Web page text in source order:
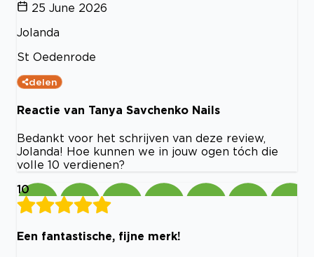
25 June 2026
Jolanda
St Oedenrode
delen
Reactie van Tanya Savchenko Nails
Bedankt voor het schrijven van deze review,
Jolanda! Hoe kunnen we in jouw ogen tóch die
volle 10 verdienen?
10
Een fantastische, fijne merk!